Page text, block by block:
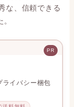
な、信頼できる
PR